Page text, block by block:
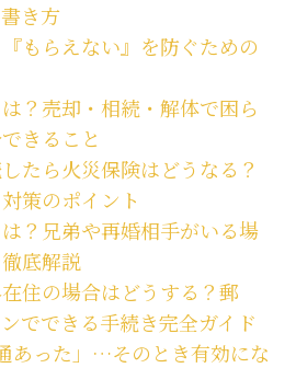
き方
もらえない』を防ぐための
？売却・相続・解体で困ら
きること
たら火災保険はどうなる？
策のポイント
？兄弟や再婚相手がいる場
底解説
住の場合はどうする？郵
でできる手続き完全ガイド
あった」…そのとき有効にな